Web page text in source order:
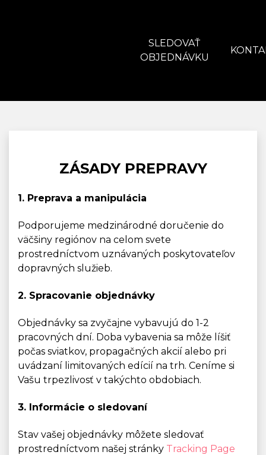
SLEDOVAŤ
OBJEDNÁVKU
ZÁSADY PREPRAVY
1. Preprava a manipulácia
Podporujeme medzinárodné doručenie do
väčšiny regiónov na celom svete
prostredníctvom uznávaných poskytovateľov
dopravných služieb.
2. Spracovanie objednávky
Objednávky sa zvyčajne vybavujú do 1-2
pracovných dní. Doba vybavenia sa môže líšiť
počas sviatkov, propagačných akcií alebo pri
uvádzaní limitovaných edícií na trh. Ceníme si
Vašu trpezlivosť v takýchto obdobiach.
3. Informácie o sledovaní
Stav vašej objednávky môžete sledovať
prostredníctvom našej stránky Tracking Page